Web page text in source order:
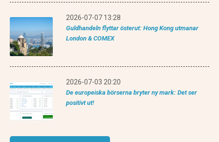
2026-07-07 13:28
Guldhandeln flyttar österut: Hong Kong utmanar
London & COMEX
2026-07-03 20:20
De europeiska börserna bryter ny mark: Det ser
positivt ut!